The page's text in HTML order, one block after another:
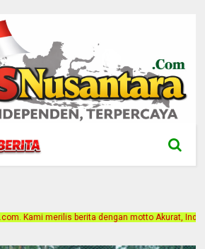
motto Akurat, Independen, Terpercaya. Alamat